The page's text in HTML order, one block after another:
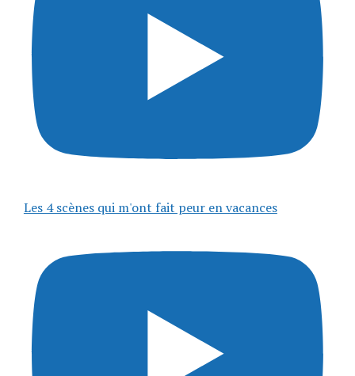
Les 4 scènes qui m'ont fait peur en vacances